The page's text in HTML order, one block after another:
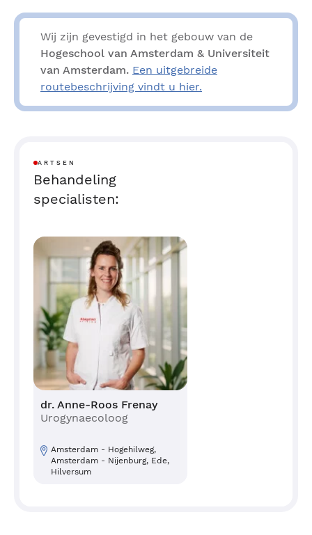
Wij zijn gevestigd in het gebouw van de
Hogeschool van Amsterdam & Universiteit
van Amsterdam. Een uitgebreide
routebeschrijving vindt u hier.
ARTSEN
Behandeling
specialisten:
dr. Anne-Roos Frenay
Urogynaecoloog
Amsterdam - Hogehilweg,
Amsterdam - Nijenburg, Ede,
Hilversum